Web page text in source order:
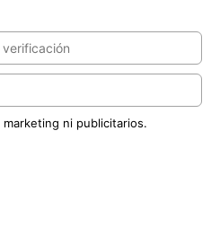
ni publicitarios.